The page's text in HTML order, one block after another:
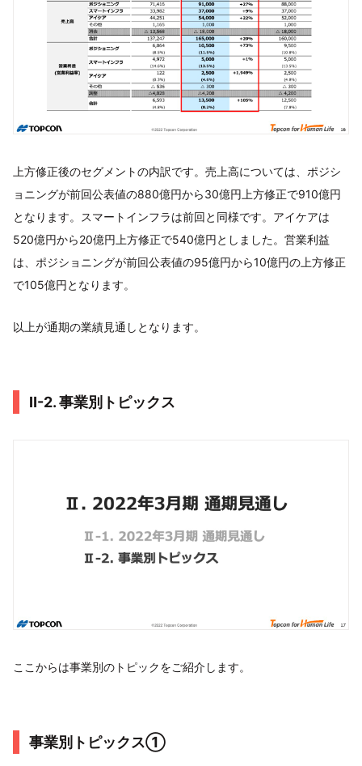
上方修正後のセグメントの内訳です。売上高については、ポジシ
ョニングが前回公表値の880億円から30億円上方修正で910億円
となります。スマートインフラは前回と同様です。アイケアは
520億円から20億円上方修正で540億円としました。営業利益
は、ポジショニングが前回公表値の95億円から10億円の上方修正
で105億円となります。
以上が通期の業績見通しとなります。
Ⅱ-2. 事業別トピックス
ここからは事業別のトピックをご紹介します。
事業別トピックス①